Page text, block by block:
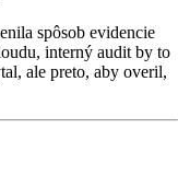
spôsob evidencie
interný audit by to
ale preto, aby overil,